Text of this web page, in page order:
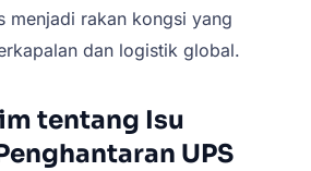
menjadi rakan kongsi yang
dan logistik global.
tentang Isu
UPS